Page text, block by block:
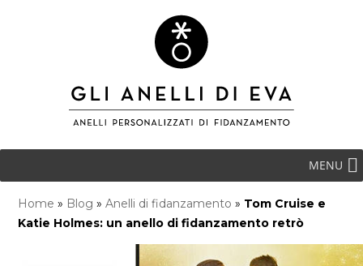
MENU
Home » Blog »Anelli di fidanzamento » Tom Cruise e
Katie Holmes: un anello di fidanzamento retrò